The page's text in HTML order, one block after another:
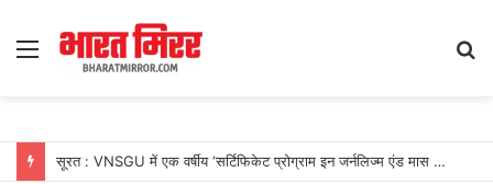
Menu
सूरत : VNSGU में एक वर्षीय ‘सर्टिफिकेट प्रोग्राम इन जर्नलिज्म एंड मास कम्युनिकेशन’ का शुभारंभ